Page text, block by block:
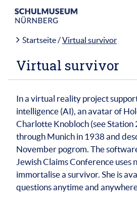
Startseite/Virtual survivor
Virtual survivor
In a virtual reality project
intelligence (AI), an avatar of
Charlotte Knobloch (see Station
through Munich in 1938 and
November pogrom. The
Jewish Claims Conference uses
immortalise a survivor. She is
questions anytime and